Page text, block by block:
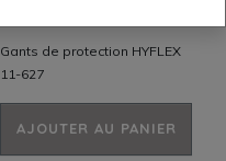
Gants de protection HYFLEX
11-627
AJOUTER AU PANIER